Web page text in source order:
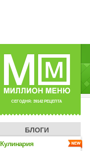
СЕГОДНЯ: 39142 РЕЦЕПТА
БЛОГИ
Кулинария